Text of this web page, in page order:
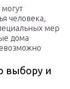
человека,
мер
дома
выбору и